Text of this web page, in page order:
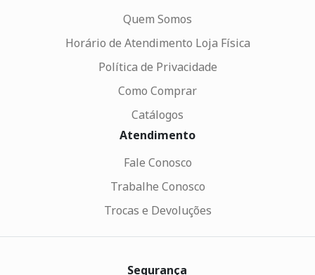
Quem Somos
Horário de Atendimento Loja Física
Política de Privacidade
Como Comprar
Catálogos
Atendimento
Fale Conosco
Trabalhe Conosco
Trocas e Devoluções
Segurança